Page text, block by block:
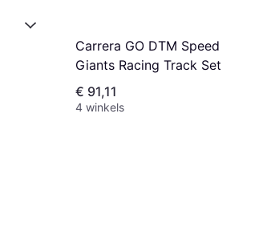
Carrera GO DTM Speed
Giants Racing Track Set
€ 91,11
4 winkels